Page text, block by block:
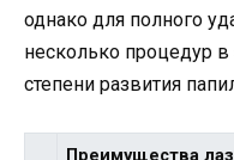
однако для полного
несколько процедур
степени развития
Преимущества